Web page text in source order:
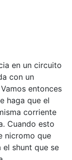
en un circuito
con un
entonces
haga que el
corriente
Cuando esto
nicromo que
shunt que se